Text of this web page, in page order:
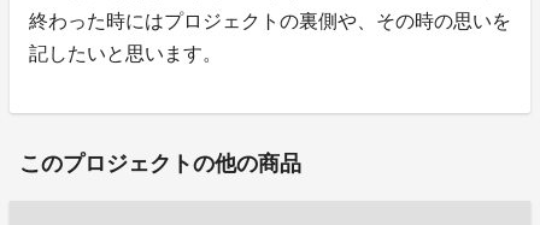
終わった時にはプロジェクトの裏側や、その時の思いを
記したいと思います。
このプロジェクトの他の商品